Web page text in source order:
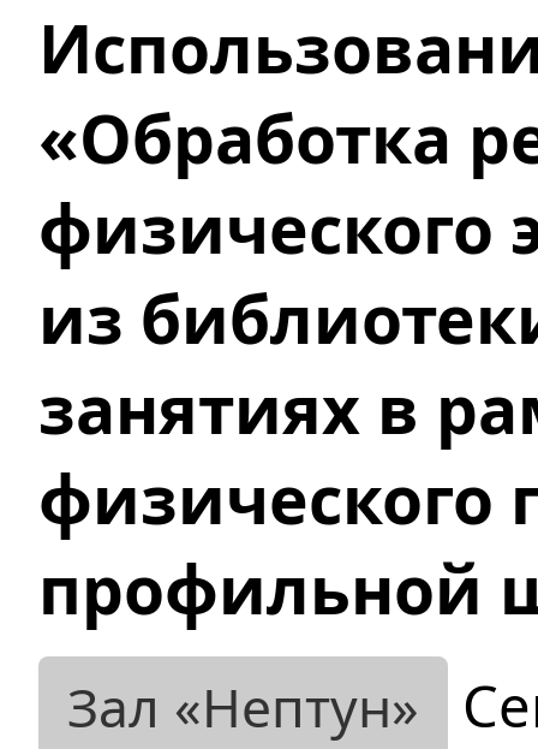
«Обработка
физического
из
занятиях в
физического
профильной